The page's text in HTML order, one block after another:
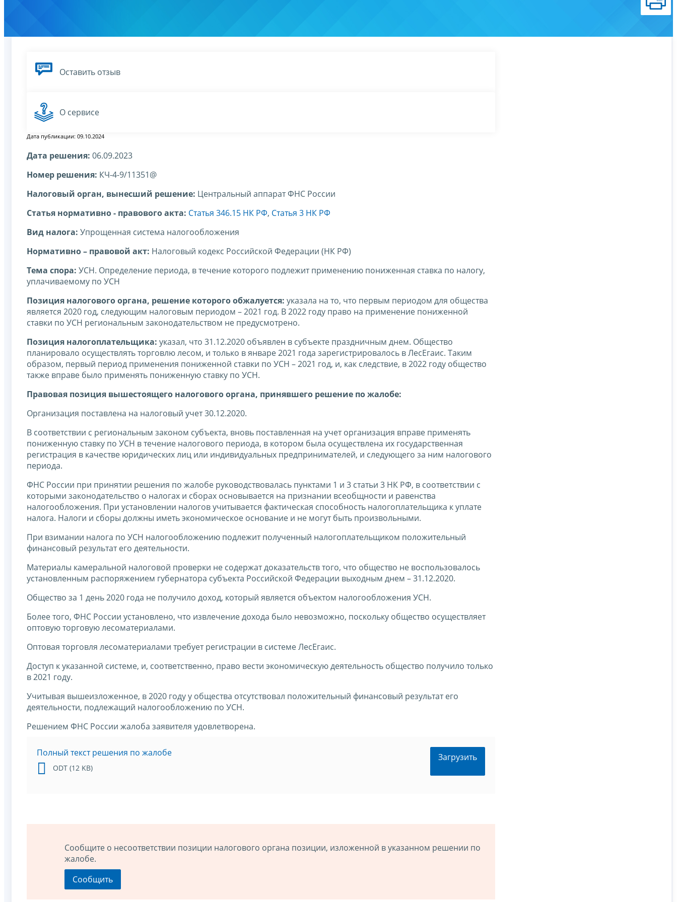
Оставить отзыв
О сервисе
Дата публикации: 09.10.2024
Дата решения: 06.09.2023
Номер решения: КЧ-4-9/11351@
Налоговый орган, вынесший решение: Центральный аппарат ФНС России
Статья нормативно - правового акта: Статья 346.15 НК РФ, Статья 3 НК РФ
Вид налога: Упрощенная система налогообложения
Нормативно – правовой акт: Налоговый кодекс Российской Федерации (НК РФ)
Тема спора: УСН. Определение периода, в течение которого подлежит применению пониженная ставка по налогу,
уплачиваемому по УСН
Позиция налогового органа, решение которого обжалуется: указала на то, что первым периодом для общества
является 2020 год, следующим налоговым периодом – 2021 год. В 2022 году право на применение пониженной
ставки по УСН региональным законодательством не предусмотрено.
Позиция налогоплательщика: указал, что 31.12.2020 объявлен в субъекте праздничным днем. Общество
планировало осуществлять торговлю лесом, и только в январе 2021 года зарегистрировалось в ЛесЕгаис. Таким
образом, первый период применения пониженной ставки по УСН – 2021 год, и, как следствие, в 2022 году общество
также вправе было применять пониженную ставку по УСН.
Правовая позиция вышестоящего налогового органа, принявшего решение по жалобе:
Организация поставлена на налоговый учет 30.12.2020.
В соответствии с региональным законом субъекта, вновь поставленная на учет организация вправе применять
пониженную ставку по УСН в течение налогового периода, в котором была осуществлена их государственная
регистрация в качестве юридических лиц или индивидуальных предпринимателей, и следующего за ним налогового
периода.
ФНС России при принятии решения по жалобе руководствовалась пунктами 1 и 3 статьи 3 НК РФ, в соответствии с
которыми законодательство о налогах и сборах основывается на признании всеобщности и равенства
налогообложения. При установлении налогов учитывается фактическая способность налогоплательщика к уплате
налога. Налоги и сборы должны иметь экономическое основание и не могут быть произвольными.
При взимании налога по УСН налогообложению подлежит полученный налогоплательщиком положительный
финансовый результат его деятельности.
Материалы камеральной налоговой проверки не содержат доказательств того, что общество не воспользовалось
установленным распоряжением губернатора субъекта Российской Федерации выходным днем – 31.12.2020.
Общество за 1 день 2020 года не получило доход, который является объектом налогообложения УСН.
Более того, ФНС России установлено, что извлечение дохода было невозможно, поскольку общество осуществляет
оптовую торговую лесоматериалами.
Оптовая торговля лесоматериалами требует регистрации в системе ЛесЕгаис.
Доступ к указанной системе, и, соответственно, право вести экономическую деятельность общество получило только
в 2021 году.
Учитывая вышеизложенное, в 2020 году у общества отсутствовал положительный финансовый результат его
деятельности, подлежащий налогообложению по УСН.
Решением ФНС России жалоба заявителя удовлетворена.
Полный текст решения по жалобе
ODT (12 KB)
Загрузить
Сообщите о несоответствии позиции налогового органа позиции, изложенной в указанном решении по
жалобе.